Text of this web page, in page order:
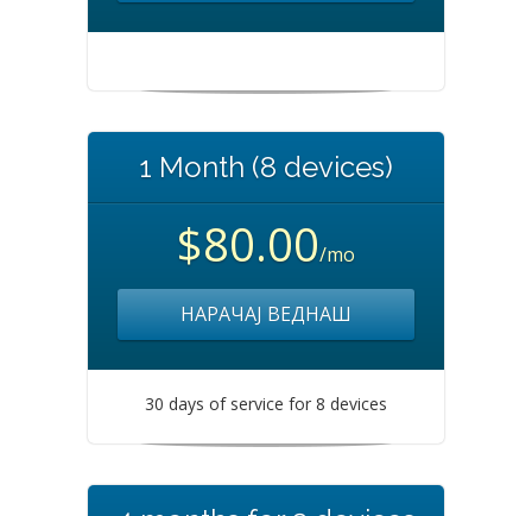
1 Month (8 devices)
$80.00/mo
НАРАЧАЈ ВЕДНАШ
30 days of service for 8 devices